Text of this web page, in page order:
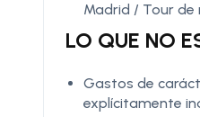
Madrid / Tour
LO QUE NO
Gastos de
explícitamente